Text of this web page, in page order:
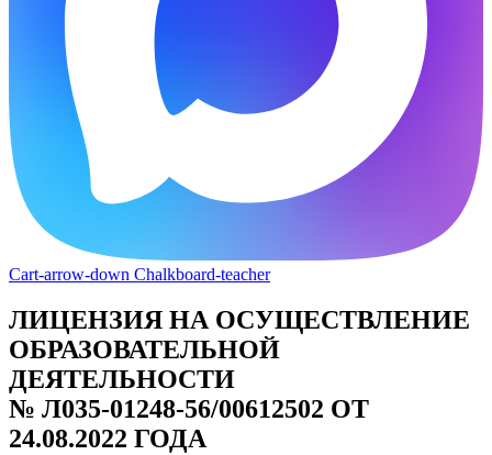
Cart-arrow-down Chalkboard-teacher
ЛИЦЕНЗИЯ НА ОСУЩЕСТВЛЕНИЕ
ОБРАЗОВАТЕЛЬНОЙ
ДЕЯТЕЛЬНОСТИ
№ Л035-01248-56/00612502 ОТ
24.08.2022 ГОДА